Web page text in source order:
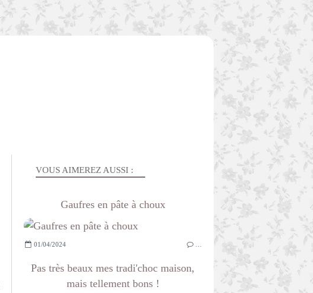
VOUS AIMEREZ AUSSI :
Gaufres en pâte à choux
01/04/2024
Pas très beaux mes tradi'choc maison,
mais tellement bons !